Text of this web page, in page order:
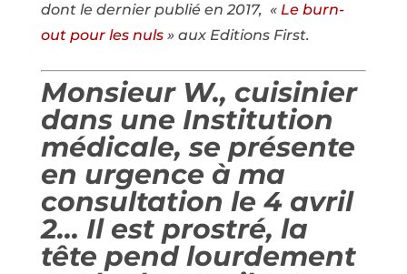
dont le dernier publié en 2017, « Le burn-
out pour les nuls» aux Editions First.
Monsieur W., cuisinier
dans une Institution
médicale, se présente
en urgence à ma
consultation le 4 avril
2… Il est prostré, la
tête pend lourdement